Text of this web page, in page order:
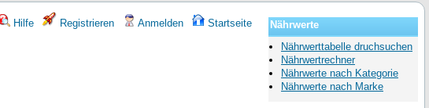
Hilfe Registrieren Anmelden Startseite
Nährwerte
Nährwerttabelle druchsuchen
Nährwertrechner
Nährwerte nach Kategorie
Nährwerte nach Marke